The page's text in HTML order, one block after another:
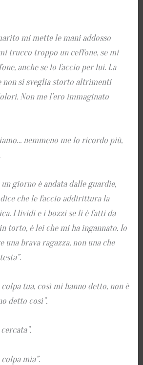
mi mette le mani addosso
trucco troppo un ceffone, se mi
anche se lo faccio per lui. La
non si sveglia storto altrimenti
Non me l’ero immaginato
nemmeno me lo ricordo più,
giorno è andata dalle guardie,
che le faccio addirittura la
I lividi e i bozzi se li è fatti da
torto, è lei che mi ha ingannato. Io
una brava ragazza, non una che
.
colpa tua, così mi hanno detto, non è
detto così”.
mia”.